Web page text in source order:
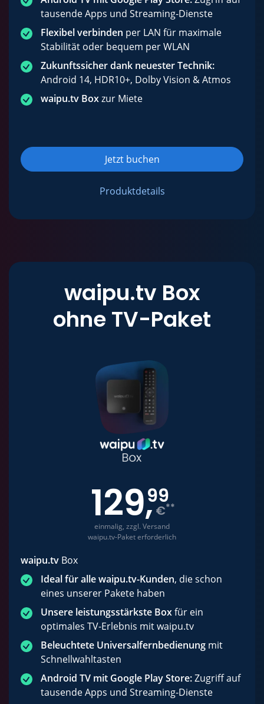
tausende Apps und Streaming-Dienste
Flexibel verbinden per LAN für maximale
Stabilität oder bequem per WLAN
Zukunftssicher dank neuester Technik:
Android 14, HDR10+, Dolby Vision & Atmos
waipu.tv Boxzur Miete
Jetzt buchen
Produktdetails
waipu.tv Box
ohne TV-Paket
129,
99
€**
einmalig, zzgl. Versand
waipu.tv-Paket erforderlich
waipu.tv Box
Ideal für alle waipu.tv-Kunden, die schon
eines unserer Pakete haben
Unsere leistungsstärkste Boxfür ein
optimales TV-Erlebnis mit waipu.tv
Beleuchtete Universalfernbedienung mit
Schnellwahltasten
Android TV mit Google Play Store:Zugriff auf
tausende Apps und Streaming-Dienste